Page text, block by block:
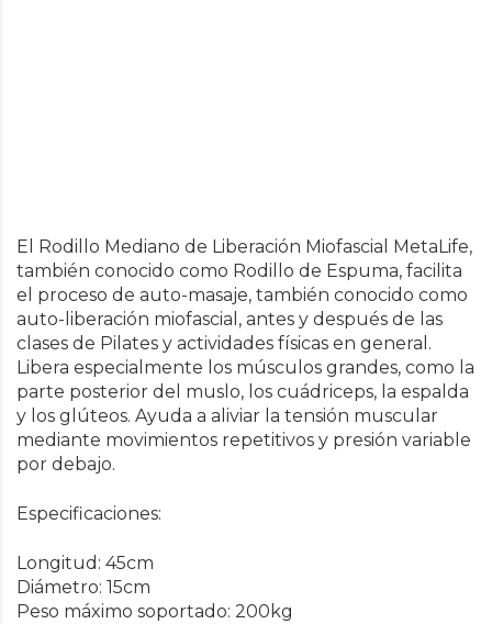
El Rodillo Mediano de Liberación Miofascial MetaLife,
también conocido como Rodillo de Espuma, facilita
el proceso de auto-masaje, también conocido como
auto-liberación miofascial, antes y después de las
clases de Pilates y actividades físicas en general.
Libera especialmente los músculos grandes, como la
parte posterior del muslo, los cuádriceps, la espalda
y los glúteos. Ayuda a aliviar la tensión muscular
mediante movimientos repetitivos y presión variable
por debajo.
Especificaciones:
Longitud: 45cm
Diámetro: 15cm
Peso máximo soportado: 200kg